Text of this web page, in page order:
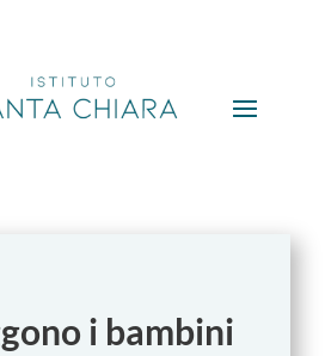
i bambini